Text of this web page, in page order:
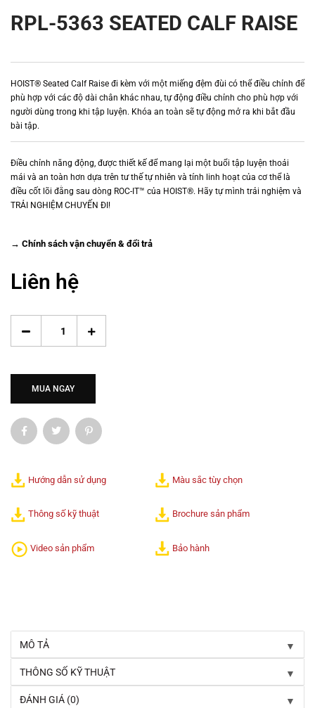
RPL-5363 SEATED CALF RAISE
HOIST® Seated Calf Raise đi kèm với một miếng đệm đùi có thể điều chỉnh để
phù hợp với các độ dài chân khác nhau, tự động điều chỉnh cho phù hợp với
người dùng trong khi tập luyện. Khóa an toàn sẽ tự động mở ra khi bắt đầu
bài tập.
Điều chỉnh năng động, được thiết kế để mang lại một buổi tập luyện thoải
mái và an toàn hơn dựa trên tư thế tự nhiên và tính linh hoạt của cơ thể là
điều cốt lõi đằng sau dòng ROC-IT™ của HOIST®. Hãy tự mình trải nghiệm và
TRẢI NGHIỆM CHUYẾN ĐI!
→ Chính sách vận chuyển & đổi trả
Liên hệ
MUA NGAY
Hướng dẫn sử dụng Màu sắc tùy chọn
Thông số kỹ thuật Brochure sản phẩm
Video sản phẩm Bảo hành
MÔ TẢ ▼
THÔNG SỐ KỸ THUẬT ▼
ĐÁNH GIÁ (0) ▼